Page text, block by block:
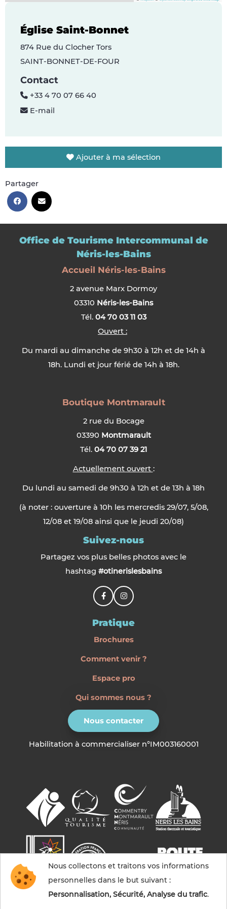
Église Saint-Bonnet
874 Rue du Clocher Tors
SAINT-BONNET-DE-FOUR
Contact
+33 4 70 07 66 40
E-mail
Ajouter à ma sélection
Partager
Office de Tourisme Intercommunal de
Néris-les-Bains
Accueil Néris-les-Bains
2 avenue Marx Dormoy
03310 Néris-les-Bains
Tél. 04 70 03 11 03
Ouvert :
Du mardi au dimanche de 9h30 à 12h et de 14h à
18h. Lundi et jour férié de 14h à 18h.
Boutique Montmarault
2 rue du Bocage
03390 Montmarault
Tél. 04 70 07 39 21
Actuellement ouvert :
Du lundi au samedi de 9h30 à 12h et de 13h à 18h
(à noter : ouverture à 10h les mercredis 29/07, 5/08,
12/08 et 19/08 ainsi que le jeudi 20/08)
Suivez-nous
Partagez vos plus belles photos avec le
hashtag #otinerislesbains
Pratique
Brochures
Comment venir ?
Espace pro
Qui sommes nous ?
Nous contacter
Habilitation à commercialiser n°IM003160001
Nous collectons et traitons vos informations
personnelles dans le but suivant :
Personnalisation, Sécurité, Analyse du trafic.